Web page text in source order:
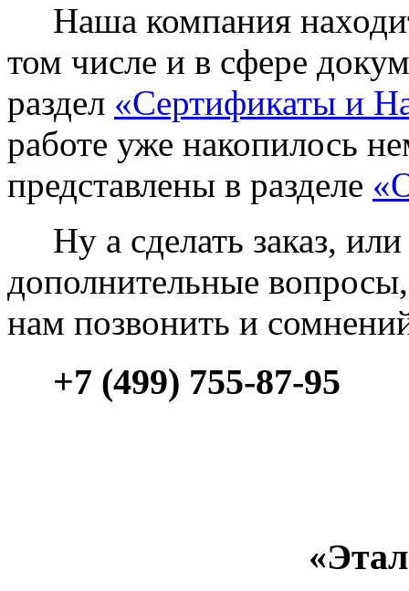
Наша компания
том числе и в сфере
раздел «Сертификаты и
работе уже накопилось
представлены в разделе
Ну а сделать заказ, или
дополнительные вопросы,
нам позвонить и
+7 (499) 755-87-95